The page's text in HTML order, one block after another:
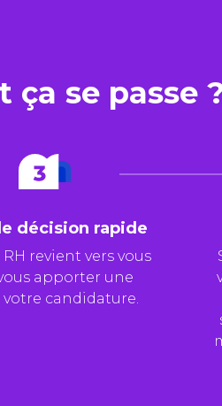
se passe
décision rapide
revient vers vous
apporter une
votre candidature.